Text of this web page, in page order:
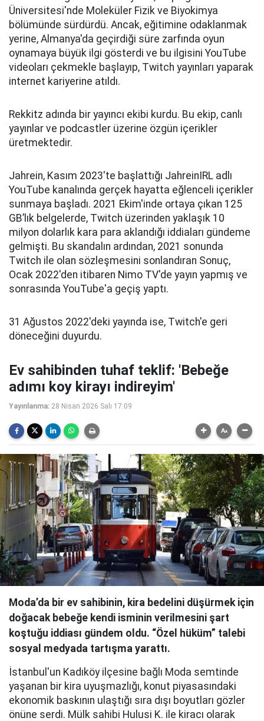
Üniversitesi'nde Moleküler Fizik ve Biyokimya
bölümünde sürdürdü. Ancak, eğitimine odaklanmak
yerine, Almanya'da geçirdiği süre zarfında oyun
oynamaya büyük ilgi gösterdi ve bu ilgisini YouTube
videoları çekmekle başlayıp, Twitch yayınları yaparak
internet kariyerine atıldı.
Rekkitz adında bir yayıncı ekibi kurdu. Bu ekip, canlı
yayınlar ve podcastler üzerine özgün içerikler
üretmektedir.
Jahrein, Kasım 2023'te başlattığı JahreinIRL adlı
YouTube kanalında gerçek hayatta eğlenceli içerikler
sunmaya başladı. 2021 Ekim'inde ortaya çıkan 125
GB’lık belgelerde, Twitch üzerinden yaklaşık 10
milyon dolarlık kara para aklandığı iddiaları gündeme
gelmişti. Bu skandalın ardından, 2021 sonunda
Twitch ile olan sözleşmesini sonlandıran Sonuç,
Ocak 2022'den itibaren Nimo TV'de yayın yapmış ve
sonrasında YouTube'a geçiş yaptı.
31 Ağustos 2022'deki yayında ise, Twitch'e geri
döneceğini duyurdu.
Ev sahibinden tuhaf teklif: 'Bebeğe
adımı koy kirayı indireyim'
Yayınlanma: 28 Nisan 2026 Salı 17:09
Moda’da bir ev sahibinin, kira bedelini düşürmek için
doğacak bebeğe kendi isminin verilmesini şart
koştuğu iddiası gündem oldu. “Özel hüküm” talebi
sosyal medyada tartışma yarattı.
İstanbul'un Kadıköy ilçesine bağlı Moda semtinde
yaşanan bir kira uyuşmazlığı, konut piyasasındaki
ekonomik baskının ulaştığı sıra dışı boyutları gözler
önüne serdi. Mülk sahibi Hulusi K. ile kiracı olarak